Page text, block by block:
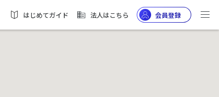
はじめてガイド 法人はこちら 会員登録